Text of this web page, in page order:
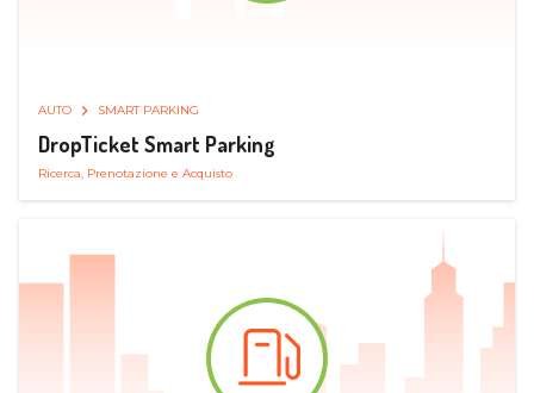
AUTO SMART PARKING
DropTicket Smart Parking
Ricerca, Prenotazione e Acquisto